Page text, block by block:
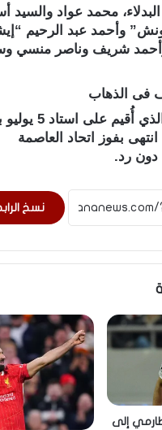
محمد عواد والسيد
وأحمد عبد الرحيم
وأحمد شريف وناصر منسي
فى الذهاب
وكان لقاء الذهاب، الذي
بفوز اتحاد العاصمة
دون رد.
نسخ
إلى